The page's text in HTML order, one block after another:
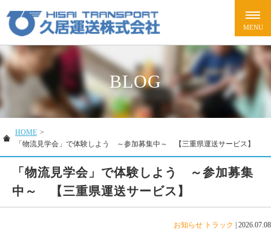
BLOG
HOME >
「物流見学会」で体験しよう ～参加募集中～ 【三重県運送サービス】
「物流見学会」で体験しよう ～参加募集
中～ 【三重県運送サービス】
お知らせ トラック 2026.07.08